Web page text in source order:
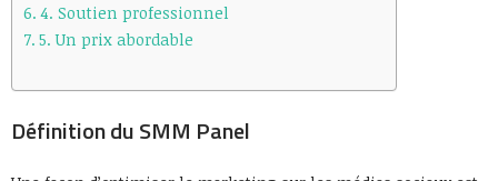
4. Soutien professionnel
5. Un prix abordable
Définition du SMM Panel